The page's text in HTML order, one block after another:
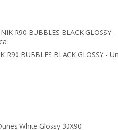
R90 BUBBLES BLACK GLOSSY -